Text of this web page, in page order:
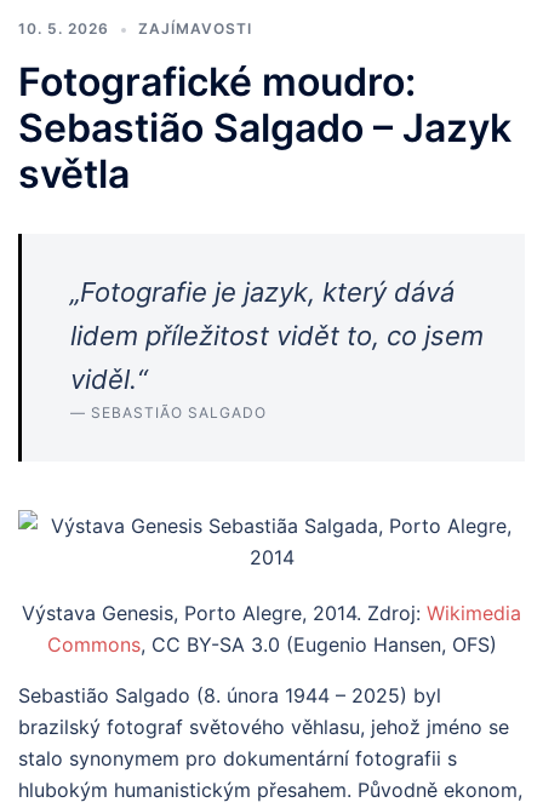
10. 5. 2026 ZAJÍMAVOSTI
Fotografické moudro:
Sebastião Salgado – Jazyk
světla
„Fotografie je jazyk, který dává
lidem příležitost vidět to, co jsem
viděl.“
— SEBASTIÃO SALGADO
Výstava Genesis, Porto Alegre, 2014. Zdroj: Wikimedia
Commons, CC BY-SA 3.0 (Eugenio Hansen, OFS)
Sebastião Salgado (8. února 1944 – 2025) byl
brazilský fotograf světového věhlasu, jehož jméno se
stalo synonymem pro dokumentární fotografii s
hlubokým humanistickým přesahem. Původně ekonom,